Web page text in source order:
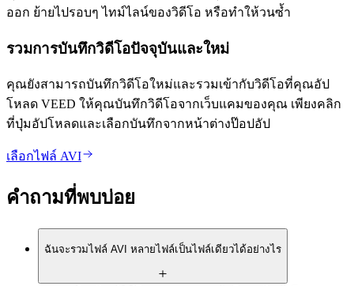
ออก ย้ายไปรอบๆ ไทม์ไลน์ของวิดีโอ หรือทำให้วนซ้ำ
รวมการบันทึกวิดีโอปัจจุบันและใหม่
คุณยังสามารถบันทึกวิดีโอใหม่และรวมเข้ากับวิดีโอที่คุณอัป
โหลด VEED ให้คุณบันทึกวิดีโอจากเว็บแคมของคุณ เพียงคลิก
ที่ปุ่มอัปโหลดและเลือกบันทึกจากหน้าต่างป๊อปอัป
เลือกไฟล์ AVI
คำถามที่พบบ่อย
ฉันจะรวมไฟล์ AVI หลายไฟล์เป็นไฟล์เดียวได้อย่างไร